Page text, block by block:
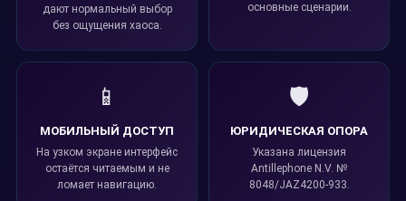
дают нормальный выбор
без ощущения хаоса.
основные сценарии.
📱
МОБИЛЬНЫЙ ДОСТУП
На узком экране интерфейс
остаётся читаемым и не
ломает навигацию.
🛡️
ЮРИДИЧЕСКАЯ ОПОРА
Указана лицензия
Antillephone N.V. №
8048/JAZ4200-933.